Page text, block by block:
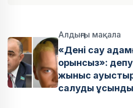
Алдыңғы мақала
«Дені сау
орынсыз»:
жыныс
салуды ұсынды